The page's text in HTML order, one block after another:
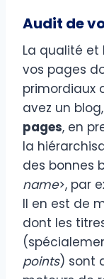
Audit de
La qualité
vos pages
primordiaux
avez un blog,
pages, en
la
des bonnes
name>, par
Il en est de
dont les
points) sont